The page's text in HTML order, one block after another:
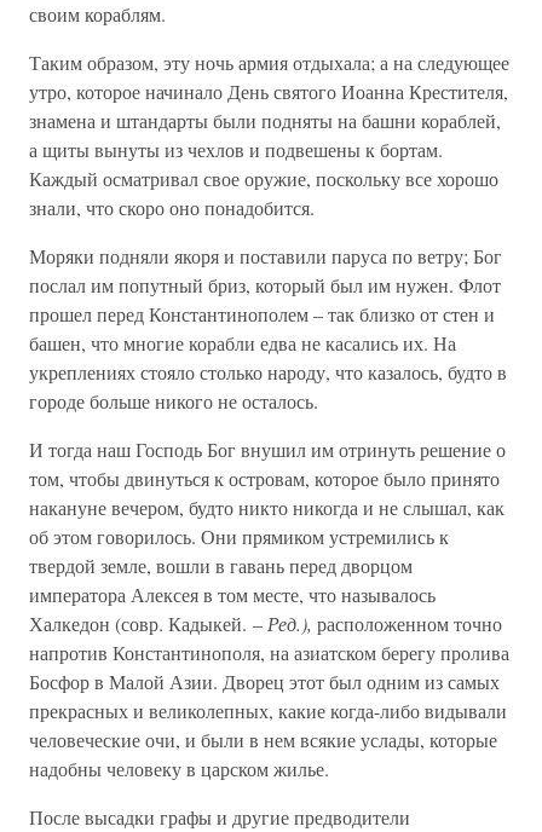
своим кораблям.
Таким образом, эту ночь армия отдыхала; а на следующее
утро, которое начинало День святого Иоанна Крестителя,
знамена и штандарты были подняты на башни кораблей,
а щиты вынуты из чехлов и подвешены к бортам.
Каждый осматривал свое оружие, поскольку все хорошо
знали, что скоро оно понадобится.
Моряки подняли якоря и поставили паруса по ветру; Бог
послал им попутный бриз, который был им нужен. Флот
прошел перед Константинополем – так близко от стен и
башен, что многие корабли едва не касались их. На
укреплениях стояло столько народу, что казалось, будто в
городе больше никого не осталось.
И тогда наш Господь Бог внушил им отринуть решение о
том, чтобы двинуться к островам, которое было принято
накануне вечером, будто никто никогда и не слышал, как
об этом говорилось. Они прямиком устремились к
твердой земле, вошли в гавань перед дворцом
императора Алексея в том месте, что называлось
Халкедон (совр. Кадыкей. – Ред.), расположенном точно
напротив Константинополя, на азиатском берегу пролива
Босфор в Малой Азии. Дворец этот был одним из самых
прекрасных и великолепных, какие когда-либо видывали
человеческие очи, и были в нем всякие услады, которые
надобны человеку в царском жилье.
После высадки графы и другие предводители